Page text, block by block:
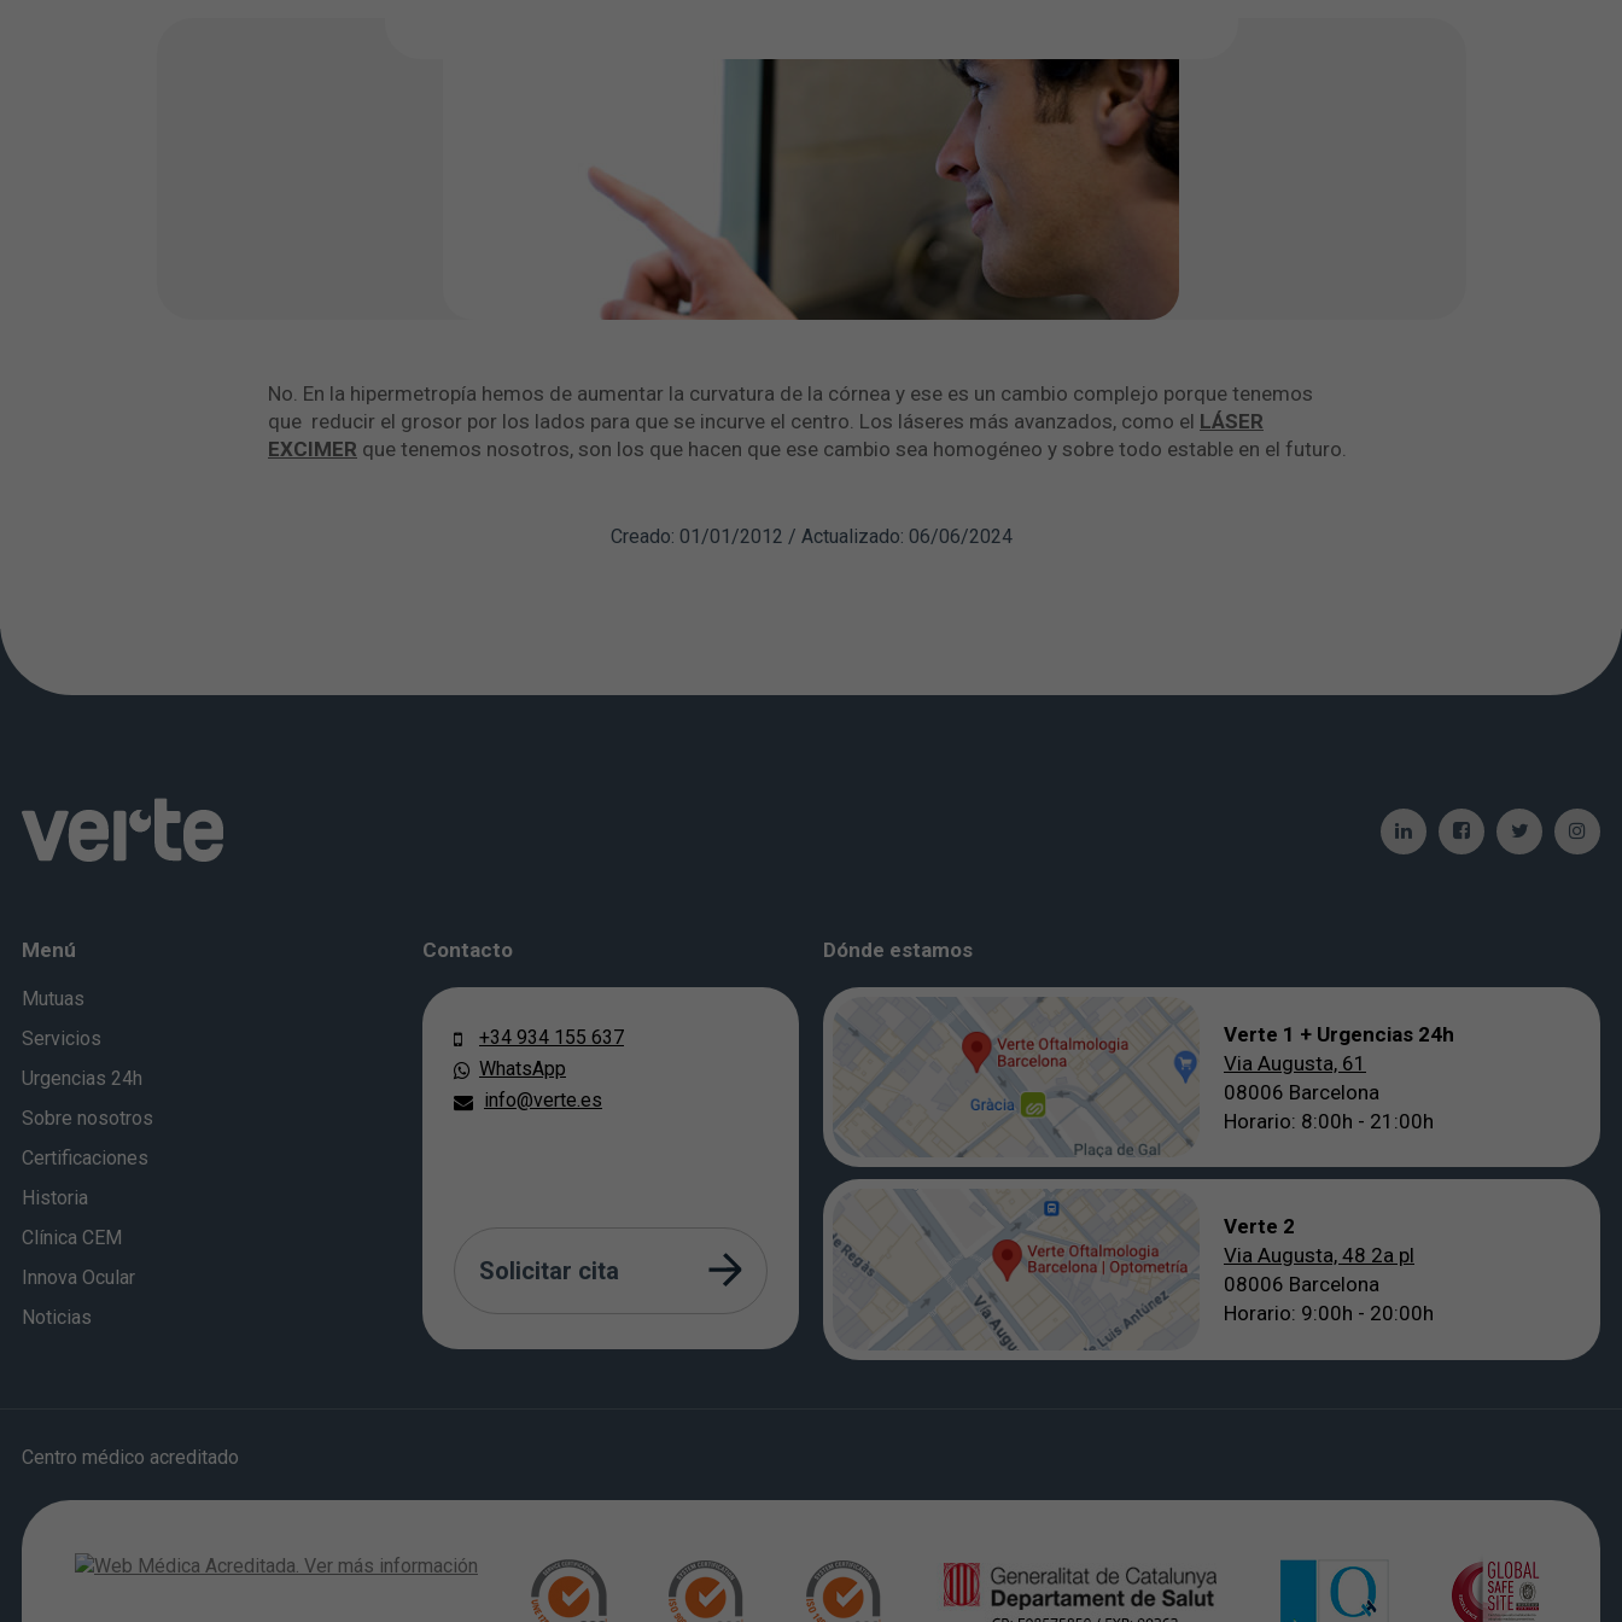
No. En la hipermetropía hemos de aumentar la curvatura de la córnea y ese es un cambio complejo porque tenemos
que reducir el grosor por los lados para que se incurve el centro. Los láseres más avanzados, como el LÁSER
EXCIMER que tenemos nosotros, son los que hacen que ese cambio sea homogéneo y sobre todo estable en el futuro.
Creado: 01/01/2012 / Actualizado: 06/06/2024
Menú
Mutuas
Servicios
Urgencias 24h
Sobre nosotros
Certificaciones
Historia
Clínica CEM
Innova Ocular
Noticias
Contacto
+34 934 155 637
WhatsApp
info@verte.es
Solicitar cita
Dónde estamos
Verte 1 + Urgencias 24h
Via Augusta, 61
08006 Barcelona
Horario: 8:00h - 21:00h
Verte 2
Via Augusta, 48 2a pl
08006 Barcelona
Horario: 9:00h - 20:00h
Centro médico acreditado